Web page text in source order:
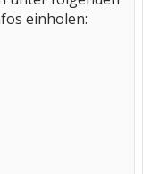
einholen: